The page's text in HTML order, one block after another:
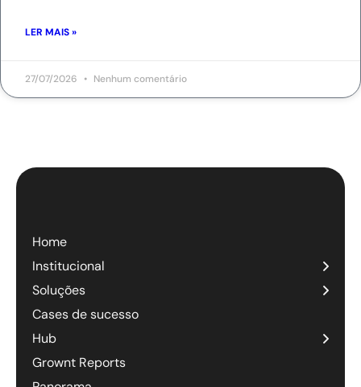
LER MAIS »
27/07/2026 Nenhum comentário
Home
Institucional
Soluções
Cases de sucesso
Hub
Grownt Reports